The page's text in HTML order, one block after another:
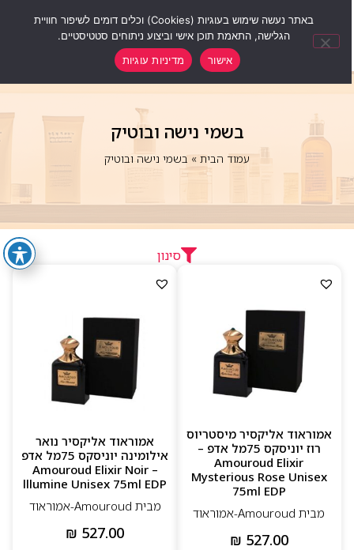
בשמי נישה ובוטיק
עמוד הבית» בשמי נישה ובוטיק
סינון
אמוראוד אליקסיר מיסטריוס
רוז יוניסקס 75מל אדפ –
Amouroud Elixir
Mysterious Rose Unisex
75ml EDP
מבית Amouroud-אמוראוד
₪ 527.00
אמוראוד אליקסיר נואר
אילומינה יוניסקס 75מל אדפ
– Amouroud Elixir Noir
lllumine Unisex 75ml EDP
מבית Amouroud-אמוראוד
₪ 527.00
באתר נעשה שימוש בעוגיות (Cookies) וכלים דומים לשיפור חוויית
הגלישה, התאמת תוכן אישי וביצוע ניתוחים סטטיסטיים.
אישור
מדיניות עוגיות